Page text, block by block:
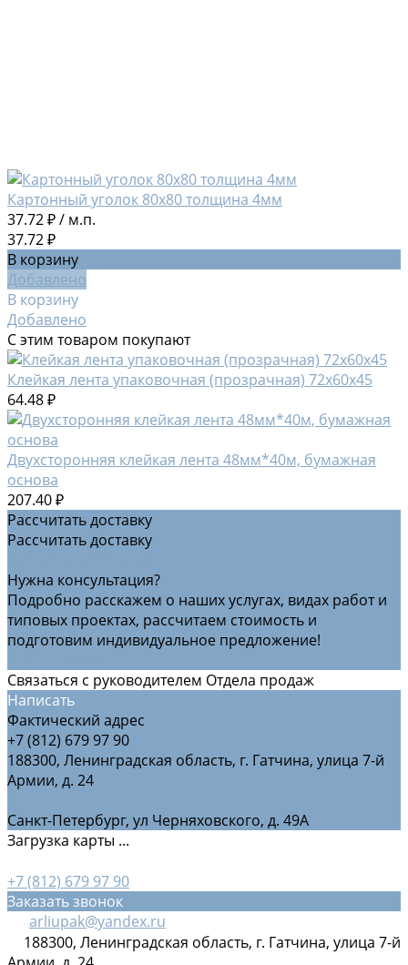
Картонный уголок 80х80 толщина 4мм
37.72 ₽/ м.п.
37.72 ₽
В корзину
Добавлено
В корзину
Добавлено
С этим товаром покупают
Клейкая лента упаковочная (прозрачная) 72х60х45
64.48 ₽
Двухсторонняя клейкая лента 48мм*40м, бумажная
основа
207.40 ₽
Рассчитать доставку
Рассчитать доставку
Нужна консультация?
Подробно расскажем о наших услугах, видах работ и
типовых проектах, рассчитаем стоимость и
подготовим индивидуальное предложение!
Связаться с руководителем Отдела продаж
Написать
Фактический адрес
+7 (812) 679 97 90
188300, Ленинградская область, г. Гатчина, улица 7-й
Армии, д. 24
Санкт-Петербург, ул Черняховского, д. 49А
Загрузка карты ...
+7 (812) 679 97 90
Заказать звонок
arliupak@yandex.ru
188300, Ленинградская область, г. Гатчина, улица 7-й